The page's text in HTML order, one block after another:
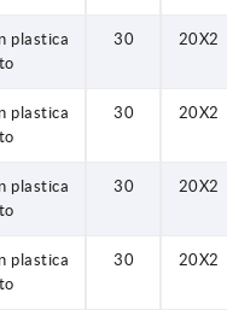
plastica
30 20X2
plastica
30 20X2
plastica
30 20X2
plastica
30 20X2